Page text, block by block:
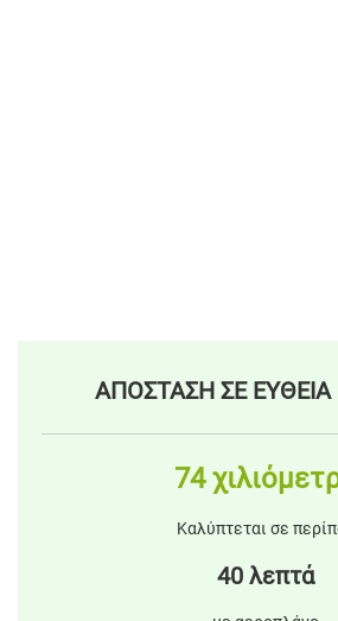
ΑΠΟΣΤΑΣΗ ΣΕ
74
Καλύπτεται σε
40 λεπτά